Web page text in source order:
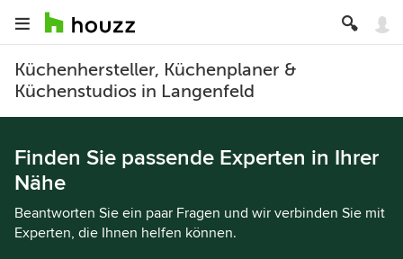
Küchenhersteller, Küchenplaner &
Küchenstudios in Langenfeld
Finden Sie passende Experten in Ihrer
Nähe
Beantworten Sie ein paar Fragen und wir verbinden Sie mit
Experten, die Ihnen helfen können.